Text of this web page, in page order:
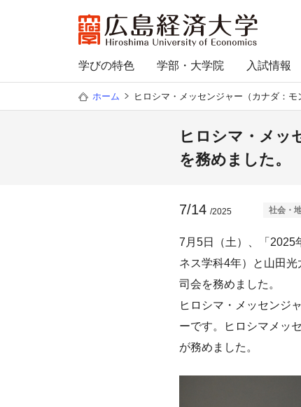
学びの特色 学部・大学院 入試情報
ホーム ヒロシマ・メッセンジャー（カナダ：
ヒロシマ・メッ
を務めました。
7/14 /2025 社会・
7月5日（土）、「2025
ネス学科4年）と山田
司会を務めました。
ヒロシマ・メッセンジ
ーです。ヒロシマメッ
が務めました。